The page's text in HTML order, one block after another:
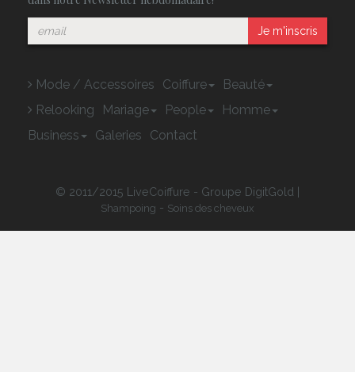
Je m'inscris
Mode / Accessoires Coiffure
Beauté
Relooking
Mariage People
Homme
Business
Galeries Contact
© 2011/2015 LiveCoiffure - Groupe DigitGold |
Shampoing - Soins des cheveux